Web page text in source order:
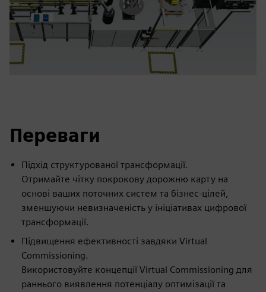
Переваги
Підхід структурованої трансформації.
Отримайте чітку покрокову дорожню карту на
основі ваших поточних систем та бізнес-цілей,
зменшуючи невизначеність у ініціативах цифрової
трансформації.
Підвищення ефективності завдяки Virtual
Commissioning.
Використовуйте концепції Virtual Commissioning для
раннього виявлення потенціалу оптимізації та